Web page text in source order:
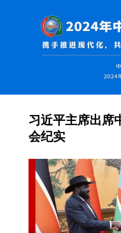
习近平主席出席
会纪实